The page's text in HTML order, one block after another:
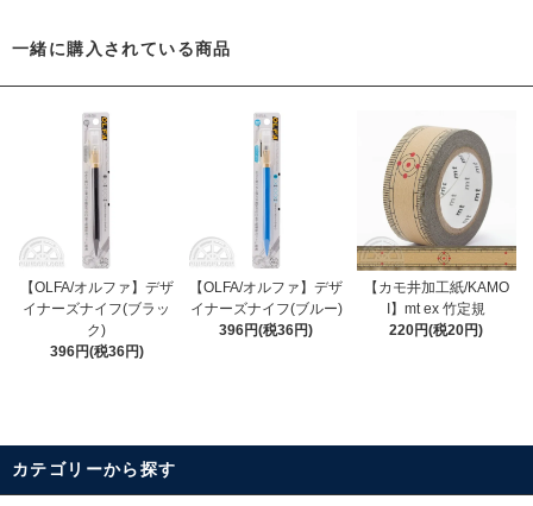
一緒に購入されている商品
【OLFA/オルファ】デザ
イナーズナイフ(ブラッ
ク)
396円(税36円)
【OLFA/オルファ】デザ
イナーズナイフ(ブルー)
396円(税36円)
【カモ井加工紙/KAMO
I】mt ex 竹定規
220円(税20円)
カテゴリーから探す